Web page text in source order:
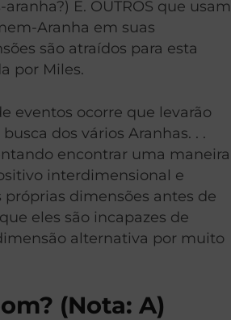
É. OUTROS que usam
Aranha em suas
são atraídos para esta
por Miles.
eventos ocorre que levarão
dos vários Aranhas. . .
encontrar uma maneira
interdimensional e
próprias dimensões antes de
eles são incapazes de
alternativa por muito
(Nota: A)